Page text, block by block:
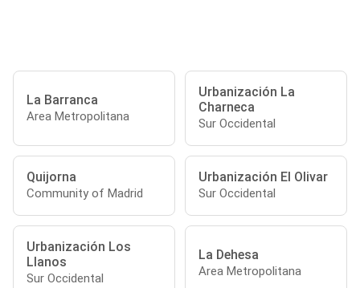
La Barranca
Area Metropolitana
Urbanización La
Charneca
Sur Occidental
Quijorna
Community of Madrid
Urbanización El Olivar
Sur Occidental
Urbanización Los
Llanos
Sur Occidental
La Dehesa
Area Metropolitana